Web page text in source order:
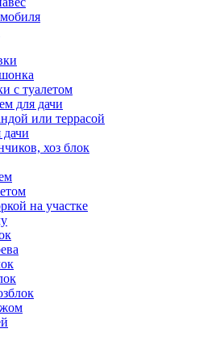
с туалетом
для дачи
или террасой
хоз блок
на участке